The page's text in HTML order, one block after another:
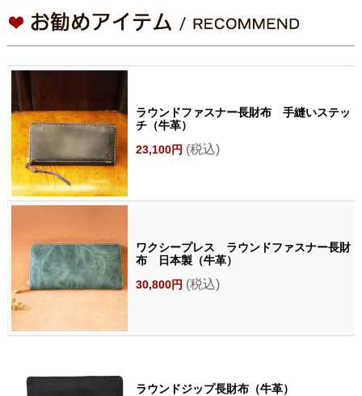
ラウンドファスナー長財布 手縫いステッ
チ（牛革）
23,100円 (税込)
ワクシープレス ラウンドファスナー長財
布 日本製（牛革）
30,800円 (税込)
ラウンドジップ長財布（牛革）